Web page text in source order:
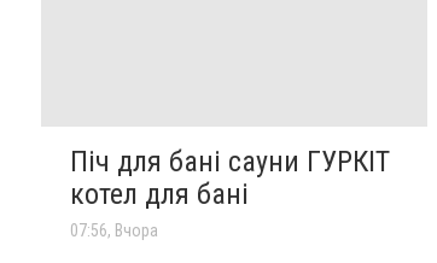
Піч для бані сауни ГУРКІТ
котел для бані
07:56, Вчора